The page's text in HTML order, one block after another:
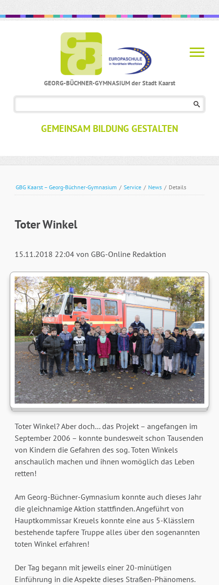
GEORG-BÜCHNER-GYMNASIUM der Stadt Kaarst
GEMEINSAM BILDUNG GESTALTEN
GBG Kaarst – Georg-Büchner-Gymnasium / Service / News / Details
Toter Winkel
15.11.2018 22:04von GBG-Online Redaktion
Toter Winkel? Aber doch… das Projekt – angefangen im
September 2006 – konnte bundesweit schon Tausenden
von Kindern die Gefahren des sog. Toten Winkels
anschaulich machen und ihnen womöglich das Leben
retten!
Am Georg-Büchner-Gymnasium konnte auch dieses Jahr
die gleichnamige Aktion stattfinden. Angeführt von
Hauptkommissar Kreuels konnte eine aus 5-Klässlern
bestehende tapfere Truppe alles über den sogenannten
toten Winkel erfahren!
Der Tag begann mit jeweils einer 20-minütigen
Einführung in die Aspekte dieses Straßen-Phänomens.